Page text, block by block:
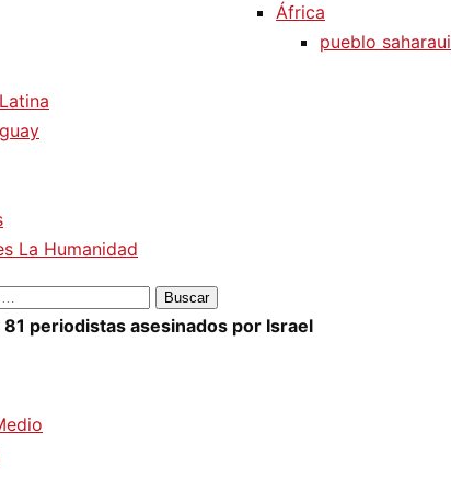
África
pueblo saharaui
La Humanidad
81 periodistas asesinados por Israel